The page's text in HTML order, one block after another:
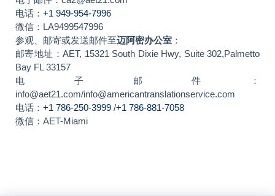
电话： +1 949-954-7996
微信：LA9499547996
参观、邮寄或发送邮件至迈阿密办公室 ：
邮寄地址：AET, 15321 South Dixie Hwy, Suite 302,Palmetto
Bay FL 33157
电子邮件：
info@aet21.com/info@americantranslationservice.com
电话： +1 786-250-3999 /+1 786-881-7058
微信：AET-Miami